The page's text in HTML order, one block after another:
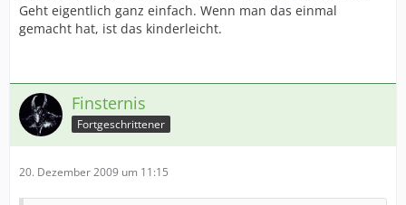
Geht eigentlich ganz einfach. Wenn man das einmal
gemacht hat, ist das kinderleicht.
Finsternis
Fortgeschrittener
20. Dezember 2009 um 11:15